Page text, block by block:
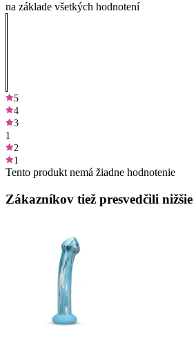
na základe všetkých hodnotení
5
4
3
1
2
1
Tento produkt nemá žiadne hodnotenie
Zákazníkov tiež presvedčili